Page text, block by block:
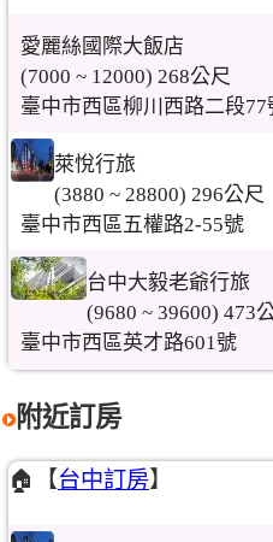
愛麗絲國際大飯店
(7000 ~ 12000) 268公尺
臺中市西區柳川西路二段77
萊悅行旅
(3880 ~ 28800) 296公尺
臺中市西區五權路2-55號
台中大毅老爺行旅
(9680 ~ 39600) 473
臺中市西區英才路601號
附近訂房
🏠【台中訂房】